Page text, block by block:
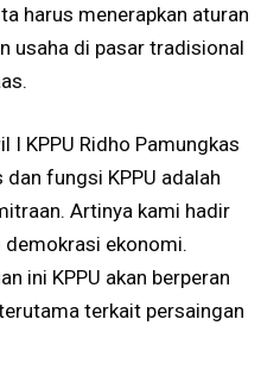
harus menerapkan aturan
usaha di pasar tradisional
I KPPU Ridho Pamungkas
fungsi KPPU adalah
Artinya kami hadir
ekonomi.
ini KPPU akan berperan
terkait persaingan